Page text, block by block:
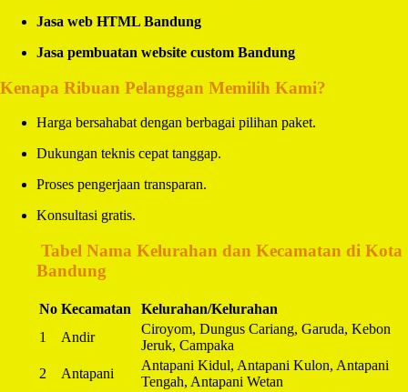
Jasa web HTML Bandung
Jasa pembuatan website custom Bandung
Kenapa Ribuan Pelanggan Memilih Kami?
Harga bersahabat dengan berbagai pilihan paket.
Dukungan teknis cepat tanggap.
Proses pengerjaan transparan.
Konsultasi gratis.
Tabel Nama Kelurahan dan Kecamatan di Kota
Bandung
No Kecamatan
Kelurahan/Kelurahan
1
Andir
Ciroyom, Dungus Cariang, Garuda, Kebon
Jeruk, Campaka
2
Antapani
Antapani Kidul, Antapani Kulon, Antapani
Tengah, Antapani Wetan